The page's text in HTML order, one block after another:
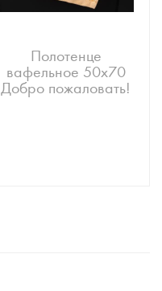
Полотенце
вафельное 50х70
Добро пожаловать!